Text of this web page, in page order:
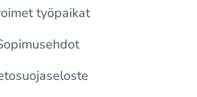
työpaikat